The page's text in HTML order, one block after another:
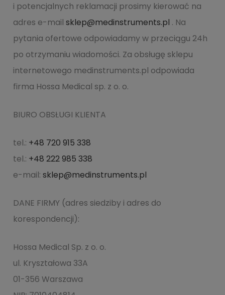
i potencjalnych reklamacji prosimy kierować na
adres e-mail sklep@medinstruments.pl . Na
pytania ofertowe odpowiadamy w przeciągu 24h
po otrzymaniu wiadomości. Za obsługę sklepu
internetowego medinstruments.pl odpowiada
firma Hossa Medical sp. z o. o.
BIURO OBSŁUGI KLIENTA
tel.: +48 720 915 338
tel.: +48 222 985 338
e-mail: sklep@medinstruments.pl
DANE FIRMY (adres siedziby i adres do
korespondencji):
Hossa Medical Sp. z o. o.
ul. Kryształowa 33A
01-356 Warszawa